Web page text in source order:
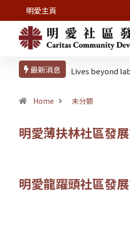
明愛主頁
最新消息 Lives beyond
Home 未分類
明愛薄扶林社區發
明愛龍躍頭社區發